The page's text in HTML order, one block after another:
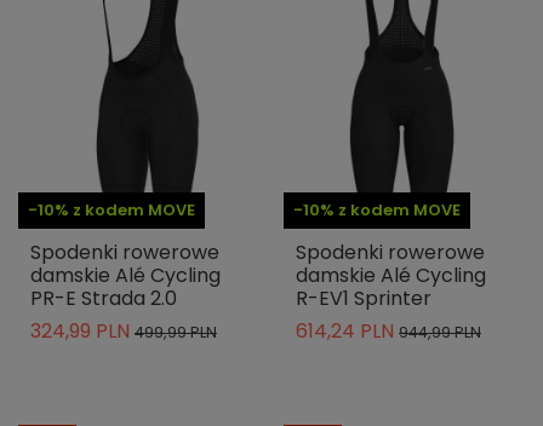
-10% z kodem MOVE
Spodenki rowerowe
damskie Alé Cycling
PR-E Strada 2.0
324,99 PLN 499,99 PLN
-10% z kodem MOVE
Spodenki rowerowe
damskie Alé Cycling
R-EV1 Sprinter
614,24 PLN 944,99 PLN